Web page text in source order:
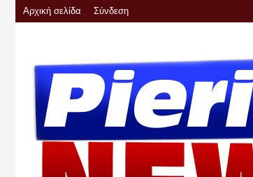
Αρχική σελίδα Σύνδεση